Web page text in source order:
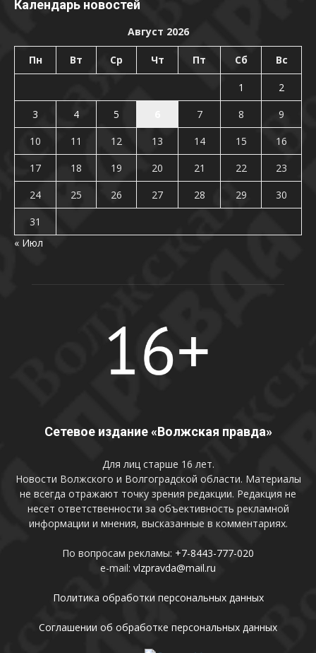
Календарь новостей
Август 2026
Пн Вт Ср Чт Пт Сб Вс
1
2
3
4 5 7 8
9
10
11 12 13 14 15
16
17
18 19 20 21 22
23
24
25 26 27 28 29
30
31
« Июл
Сетевое издание «Волжская правда»
Для лиц старше 16 лет.
Новости Волжского и Волгоградской области. Материалы
не всегда отражают точку зрения редакции. Редакция не
несет ответственности за объективность рекламной
информации и мнения, высказанные в комментариях.
По вопросам рекламы: +7-8443-777-020
e-mail: vlzpravda@mail.ru
Политика обработки персональных данных
Соглашении об обработке персональных данных